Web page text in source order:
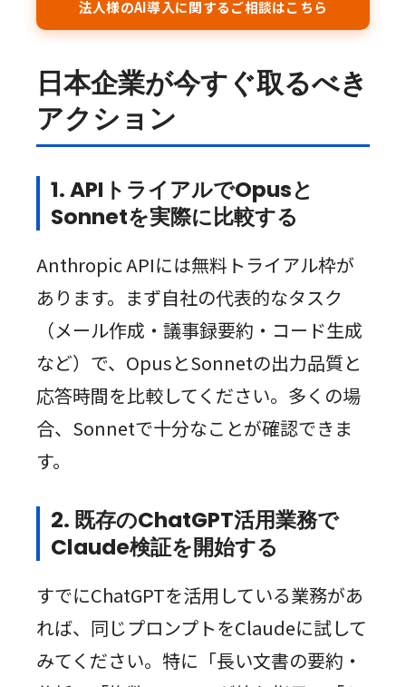
法人様のAI導入に関するご相談はこちら
日本企業が今すぐ取るべき
アクション
1. APIトライアルでOpusと
Sonnetを実際に比較する
Anthropic APIには無料トライアル枠が
あります。まず自社の代表的なタスク
（メール作成・議事録要約・コード生成
など）で、OpusとSonnetの出力品質と
応答時間を比較してください。多くの場
合、Sonnetで十分なことが確認できま
す。
2. 既存のChatGPT活用業務で
Claude検証を開始する
すでにChatGPTを活用している業務があ
れば、同じプロンプトをClaudeに試して
みてください。特に「長い文書の要約・